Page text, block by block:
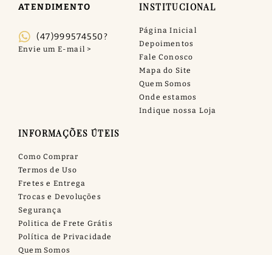
ATENDIMENTO
(47)999574550?
INSTITUCIONAL
Página Inicial
Depoimentos
Fale Conosco
Mapa do Site
Quem Somos
Onde estamos
Indique nossa Loja
INFORMAÇÕES ÚTEIS
Como Comprar
Termos de Uso
Fretes e Entrega
Trocas e Devoluções
Segurança
Politica de Frete Grátis
Política de Privacidade
Quem Somos